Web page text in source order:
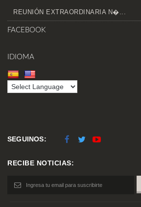
REUNIÓN EXTRAORDINARIA N�...
FACEBOOK
IDIOMA
SEGUINOS:
RECIBE NOTICIAS: